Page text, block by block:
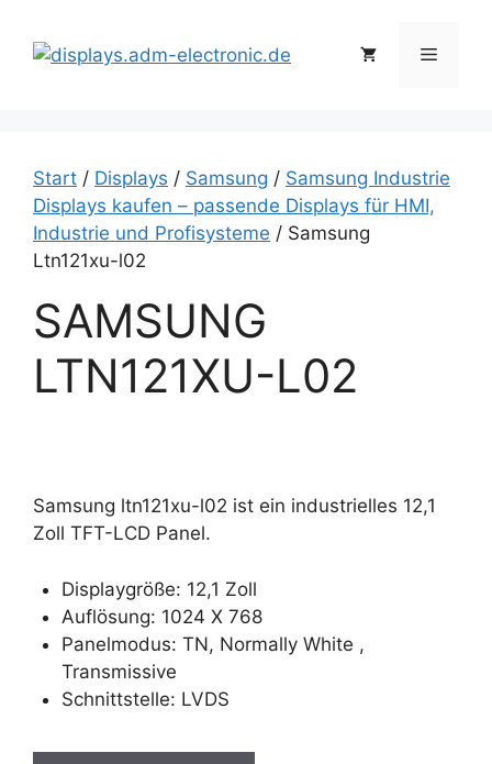
Inhalt
springen
Menü
Start / Displays / Samsung / Samsung Industrie
Displays kaufen – passende Displays für HMI,
Industrie und Profisysteme / Samsung
Ltn121xu-l02
SAMSUNG
LTN121XU-L02
Samsung ltn121xu-l02 ist ein industrielles 12,1
Zoll TFT-LCD Panel.
Displaygröße: 12,1 Zoll
Auflösung: 1024 X 768
Panelmodus: TN, Normally White ,
Transmissive
Schnittstelle: LVDS